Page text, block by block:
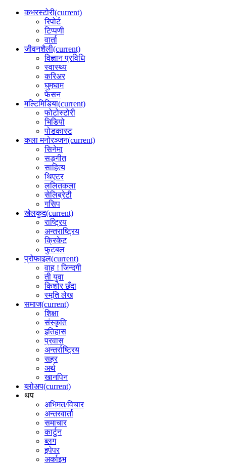
कभरस्टोरी(current)
रिपोर्ट
टिप्पणी
वार्ता
जीवनशैली(current)
विज्ञान प्रविधि
स्वास्थ्य
करिअर
घुमघाम
फेसन
मल्टिमिडिया(current)
फोटोस्टोरी
भिडियो
पोडकास्ट
कला मनोरञ्जन(current)
सिनेमा
सङ्गीत
साहित्य
थिएटर
ललितकला
सेलिब्रेटी
गसिप
खेलकुद(current)
राष्ट्रिय
अन्तराष्ट्रिय
क्रिकेट
फुटबल
प्रोफाइल(current)
वाह ! जिन्दगी
ती युवा
किशोर छँदा
स्मृति लेख
समाज(current)
शिक्षा
संस्कृति
इतिहास
प्रवास
अन्तर्राष्ट्रिय
सहर
अर्थ
खानपिन
ब्लोअप(current)
थप
अभिमत/विचार
अन्तरवार्ता
समाचार
कार्टुन
ब्लग
इपेपर
अर्काइभ